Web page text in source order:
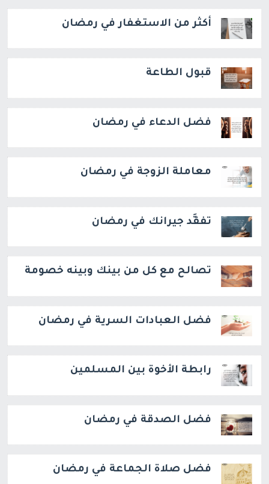
أكثر من الاستغفار في رمضان
قبول الطاعة
فضل الدعاء في رمضان
معاملة الزوجة في رمضان
تفقَّد جيرانك في رمضان
تصالح مع كل من بينك وبينه خصومة
فضل العبادات السرية في رمضان
رابطة الأخوة بين المسلمين
فضل الصدقة في رمضان
فضل صلاة الجماعة في رمضان